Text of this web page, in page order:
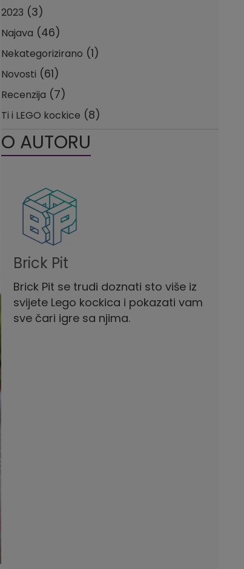
2023 (3)
Najava (46)
Nekategorizirano (1)
Novosti (61)
Recenzija (7)
Ti i LEGO kockice (8)
O AUTORU
Brick Pit
Brick Pit se trudi doznati sto više iz
svijete Lego kockica i pokazati vam
sve čari igre sa njima.